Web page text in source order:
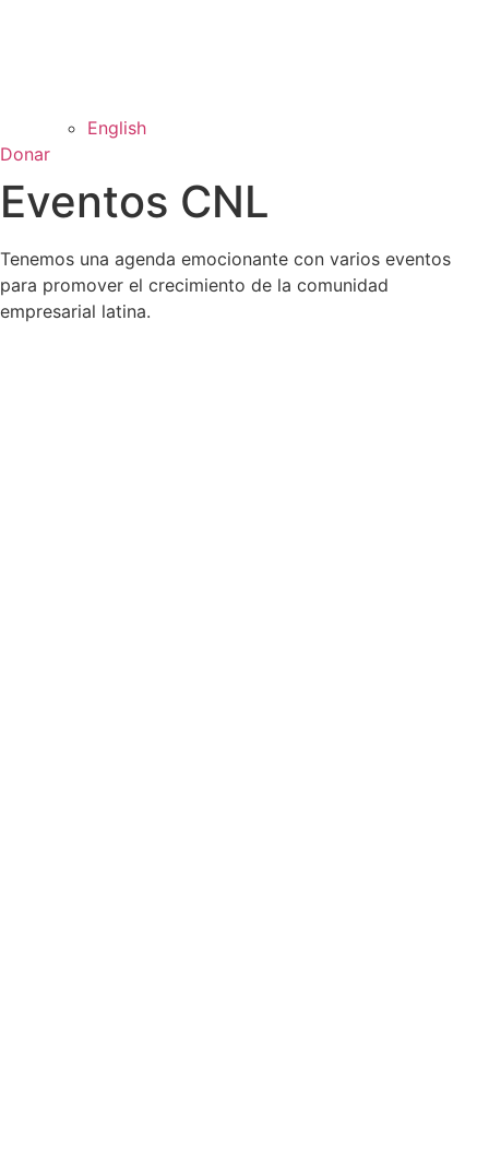
English
Donar
Eventos CNL
Tenemos una agenda emocionante con varios eventos
para promover el crecimiento de la comunidad
empresarial latina.